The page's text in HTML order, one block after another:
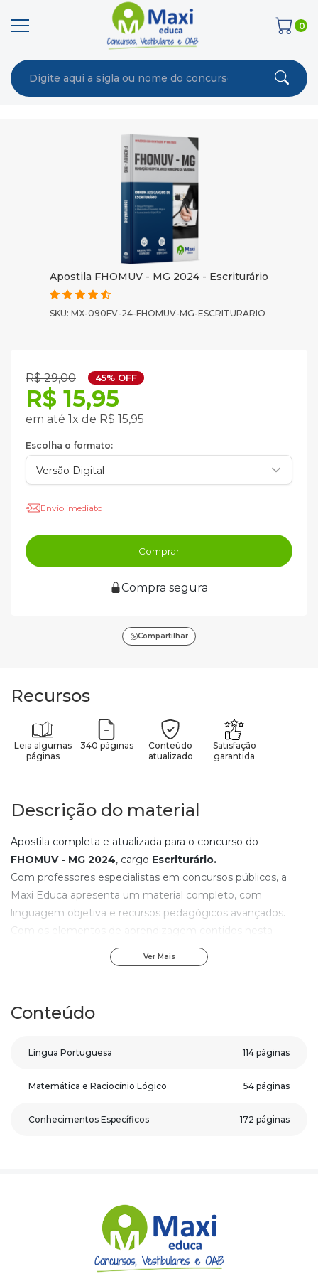
0
Apostila FHOMUV - MG 2024 - Escriturário
SKU: MX-090FV-24-FHOMUV-MG-ESCRITURARIO
R$ 29,00 45% OFF
R$ 15,95
em até 1x de R$ 15,95
Escolha o formato:
Envio imediato
Comprar
Compra segura
Compartilhar
Recursos
Leia algumas
páginas
340 páginas
Conteúdo
atualizado
Satisfação
garantida
Descrição do material
Apostila completa e atualizada para o concurso do
FHOMUV - MG 2024, cargo Escriturário.
Com professores especialistas em concursos públicos, a
Maxi Educa apresenta um material completo, com
linguagem objetiva e recursos pedagógicos avançados.
Com os elementos de aprendizagem contidos nesta
FHOMUV - MG, qualquer pessoa, mesmo
começando do zero, poderá se preparar de forma adequada
aceleram seus estudos e ainda você receberá um bônus
Concursos.
Escriturário:
Material colorido;
Para conhecer um pouco, clique no botão Sumário e veja
algumas páginas da apostila.
Ver Mais
Conteúdo
Língua Portuguesa 114 páginas
Matemática e Raciocínio Lógico 54 páginas
Conhecimentos Específicos 172 páginas